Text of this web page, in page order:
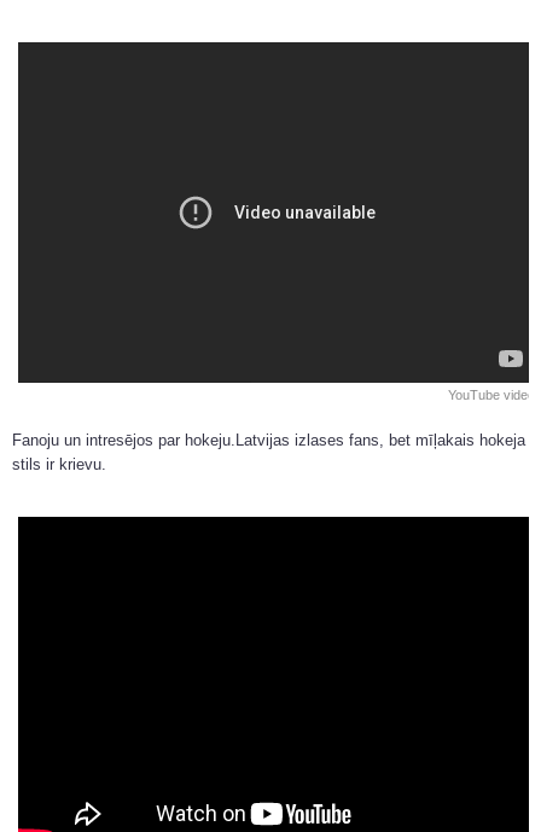
YouTube video
Fanoju un intresējos par hokeju.Latvijas izlases fans, bet mīļakais hokeja
stils ir krievu.